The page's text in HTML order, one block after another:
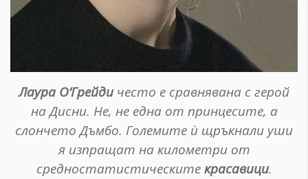
Лаура О‘Грейди често е сравнявана с герой
на Дисни. Не, не една от принцесите, а
слончето Дъмбо. Големите ѝ щръкнали уши
я изпращат на километри от
средностатистическитекрасавици.